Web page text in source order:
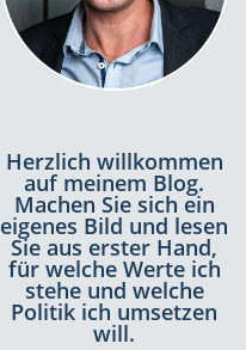
Herzlich willkommen
auf meinem Blog.
Machen Sie sich ein
eigenes Bild und lesen
Sie aus erster Hand,
für welche Werte ich
stehe und welche
Politik ich umsetzen
will.